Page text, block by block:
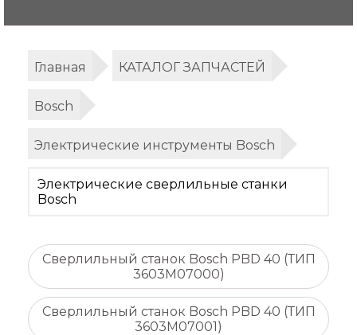
Главная КАТАЛОГ ЗАПЧАСТЕЙ
Bosch
Электрические инструменты Bosch
Электрические сверлильные станки
Bosch
Сверлильный станок Bosch PBD 40 (ТИП
3603M07000)
Сверлильный станок Bosch PBD 40 (ТИП
3603M07001)